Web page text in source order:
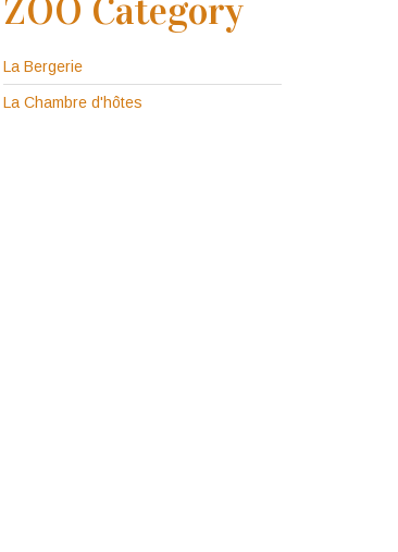
ZOO Category
La Bergerie
La Chambre d'hôtes